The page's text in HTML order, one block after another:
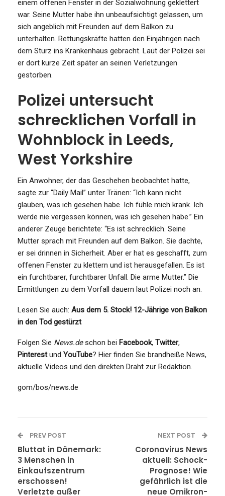
einem offenen Fenster in der Sozialwohnung geklettert
war. Seine Mutter habe ihn unbeaufsichtigt gelassen, um
sich angeblich mit Freunden auf dem Balkon zu
unterhalten. Rettungskräfte hatten den Einjährigen nach
dem Sturz ins Krankenhaus gebracht. Laut der Polizei sei
er dort kurze Zeit später an seinen Verletzungen
gestorben.
Polizei untersucht
schrecklichen Vorfall in
Wohnblock in Leeds,
West Yorkshire
Ein Anwohner, der das Geschehen beobachtet hatte,
sagte zur “Daily Mail” unter Tränen: “Ich kann nicht
glauben, was ich gesehen habe. Ich fühle mich krank. Ich
werde nie vergessen können, was ich gesehen habe.” Ein
anderer Zeuge berichtete: “Es ist schrecklich. Seine
Mutter sprach mit Freunden auf dem Balkon. Sie dachte,
er sei drinnen in Sicherheit. Aber er hat es geschafft, zum
offenen Fenster zu klettern und ist herausgefallen. Es ist
ein furchtbarer, furchtbarer Unfall. Die arme Mutter.” Die
Ermittlungen zu dem Vorfall dauern laut Polizei noch an.
Lesen Sie auch: Aus dem 5. Stock! 12-Jährige von Balkon
in den Tod gestürzt
Folgen Sie News.deschon bei Facebook, Twitter,
Pinterestund YouTube? Hier finden Sie brandheiße News,
aktuelle Videos und den direkten Draht zur Redaktion.
gom/bos/news.de
PREV POST
Bluttat in Dänemark:
3 Menschen in
Einkaufszentrum
erschossen!
Verletzte außer
NEXT POST
Coronavirus News
aktuell: Schock-
Prognose! Wie
gefährlich ist die
neue Omikron-